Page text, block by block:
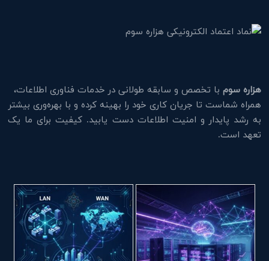
هزاره سوم با تخصص و سابقه طولانی در خدمات فناوری اطلاعات،
همراه شماست تا جریان کاری خود را بهینه کرده و با بهره‌وری بیشتر
به رشد پایدار و امنیت اطلاعات دست یابید. کیفیت برای ما یک
تعهد است.